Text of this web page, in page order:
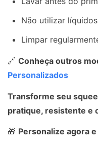
Não utilizar
Limpar
🔗 Conheça outros
Personalizados
Transforme seu
pratique, resistente e
🎁 Personalize agora